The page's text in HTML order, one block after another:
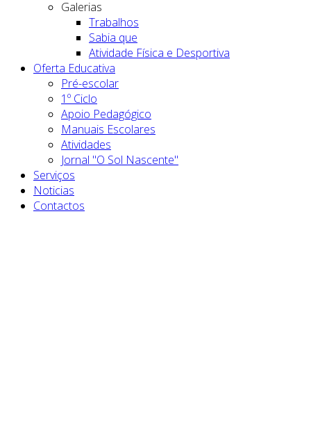
Galerias
Trabalhos
Sabia que
Atividade Física e Desportiva
Oferta Educativa
Pré-escolar
1º Ciclo
Apoio Pedagógico
Manuais Escolares
Atividades
Jornal "O Sol Nascente"
Serviços
Noticias
Contactos